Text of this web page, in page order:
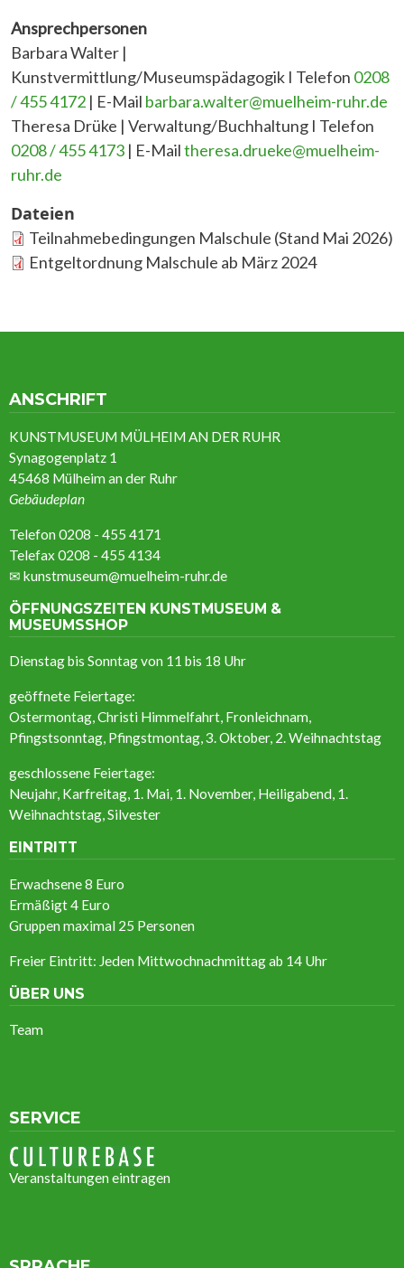
Ansprechpersonen
Barbara Walter |
Kunstvermittlung/Museumspädagogik I Telefon 0208
/ 455 4172 | E-Mail barbara.walter@muelheim-ruhr.de
Theresa Drüke | Verwaltung/Buchhaltung I Telefon
0208 / 455 4173 | E-Mailtheresa.drueke@muelheim-
ruhr.de
Dateien
Teilnahmebedingungen Malschule (Stand Mai 2026)
Entgeltordnung Malschule ab März 2024
ANSCHRIFT
KUNSTMUSEUM MÜLHEIM AN DER RUHR
Synagogenplatz 1
45468 Mülheim an der Ruhr
Gebäudeplan
Telefon 0208 - 455 4171
Telefax 0208 - 455 4134
✉ kunstmuseum@muelheim-ruhr.de
ÖFFNUNGSZEITEN KUNSTMUSEUM &
MUSEUMSSHOP
Dienstag bis Sonntag von 11 bis 18 Uhr
geöffnete Feiertage:
Ostermontag, Christi Himmelfahrt, Fronleichnam,
Pfingstsonntag, Pfingstmontag, 3. Oktober, 2. Weihnachtstag
geschlossene Feiertage:
Neujahr, Karfreitag, 1. Mai, 1. November, Heiligabend, 1.
Weihnachtstag, Silvester
EINTRITT
Erwachsene 8 Euro
Ermäßigt4 Euro
Gruppen maximal 25 Personen
Freier Eintritt: Jeden Mittwochnachmittag ab 14 Uhr
ÜBER UNS
Team
SERVICE
Veranstaltungen eintragen